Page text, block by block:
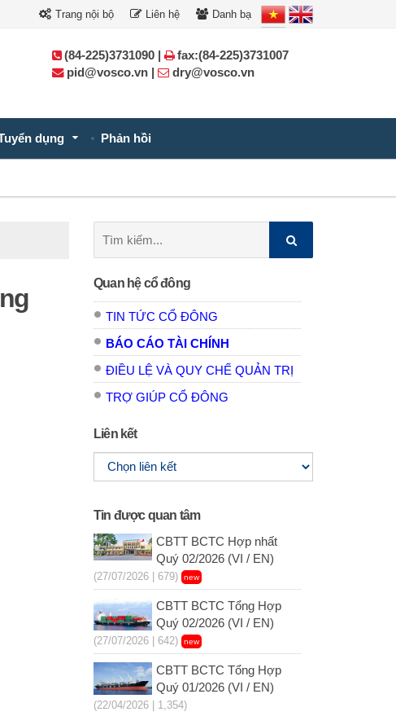
Trang nội bộ Liên hệ Danh bạ
dụng Phản hồi
(84-225)3731090 |
fax:(84-225)3731007
pid@vosco.vn |
dry@vosco.vn
kiếm:
Quan hệ cổ đông
TIN TỨC CỔ ĐÔNG
BÁO CÁO TÀI CHÍNH
ĐIỀU LỆ VÀ QUY CHẾ QUẢN TRỊ
TRỢ GIÚP CỔ ĐÔNG
Liên kết
Tin được quan tâm
CBTT BCTC Hợp nhất
Quý 02/2026 (VI / EN)
(27/07/2026 | 679) new
CBTT BCTC Tổng Hợp
Quý 02/2026 (VI / EN)
(27/07/2026 | 642) new
CBTT BCTC Tổng Hợp
Quý 01/2026 (VI / EN)
(22/04/2026 | 1,354)